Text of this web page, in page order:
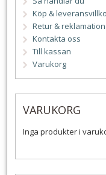
Köp &
Retur & reklamation
Kontakta oss
Till kassan
Varukorg
VARUKORG
Inga produkter i